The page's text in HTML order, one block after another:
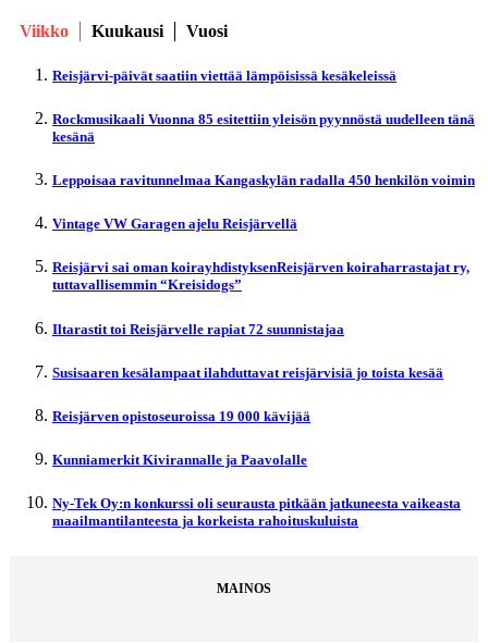
Viikko Kuukausi Vuosi
Reisjärvi-päivät saatiin viettää lämpöisissä kesäkeleissä
Rockmusikaali Vuonna 85 esitettiin yleisön pyynnöstä uudelleen tänä
kesänä
Leppoisaa ravitunnelmaa Kangaskylän radalla 450 henkilön voimin
Vintage VW Garagen ajelu Reisjärvellä
Reisjärvi sai oman koirayhdistyksenReisjärven koiraharrastajat ry,
tuttavallisemmin “Kreisidogs”
Iltarastit toi Reisjärvelle rapiat 72 suunnistajaa
Susisaaren kesälampaat ilahduttavat reisjärvisiä jo toista kesää
Reisjärven opistoseuroissa 19 000 kävijää
Kunniamerkit Kivirannalle ja Paavolalle
Ny-Tek Oy:n konkurssi oli seurausta pitkään jatkuneesta vaikeasta
maailmantilanteesta ja korkeista rahoituskuluista
MAINOS